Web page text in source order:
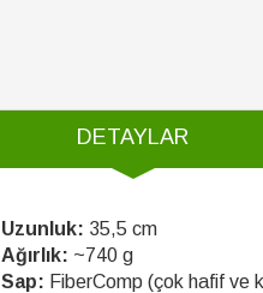
DETAYLAR
Uzunluk: 35,5 cm
Ağırlık: ~740 g
Sap: FiberComp (çok hafif ve